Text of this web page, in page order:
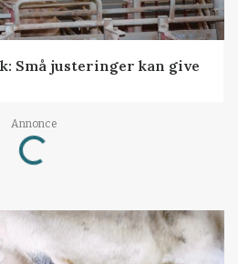
Små justeringer kan give
Annonce
Loading...